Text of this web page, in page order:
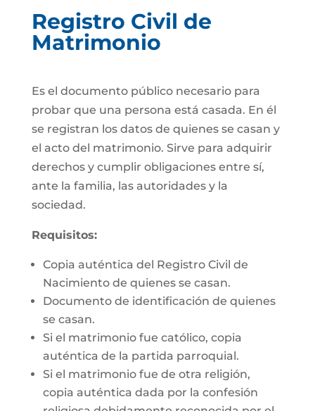
Registro Civil de
Matrimonio
Es el documento público necesario para
probar que una persona está casada. En él
se registran los datos de quienes se casan y
el acto del matrimonio. Sirve para adquirir
derechos y cumplir obligaciones entre sí,
ante la familia, las autoridades y la
sociedad.
Requisitos:
Copia auténtica del Registro Civil de
Nacimiento de quienes se casan.
Documento de identificación de quienes
se casan.
Si el matrimonio fue católico, copia
auténtica de la partida parroquial.
Si el matrimonio fue de otra religión,
copia auténtica dada por la confesión